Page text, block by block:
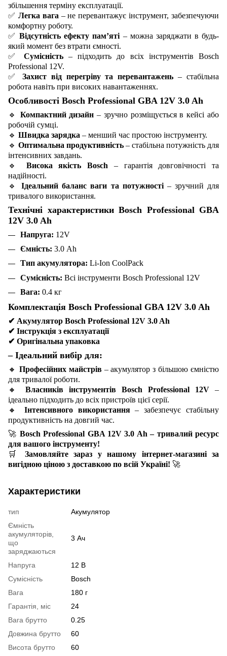
збільшення терміну експлуатації.
✅ Легка вага – не перевантажує інструмент, забезпечуючи
комфортну роботу.
✅ Відсутність ефекту пам’яті – можна заряджати в будь-
який момент без втрати ємності.
✅
Сумісність– підходить до всіх інструментів Bosch
Professional 12V.
✅
Захист від перегріву та перевантажень – стабільна
робота навіть при високих навантаженнях.
Особливості Bosch Professional GBA 12V 3.0 Ah
🔹 Компактний дизайн – зручно розміщується в кейсі або
робочій сумці.
🔹 Швидка зарядка – менший час простою інструменту.
🔹 Оптимальна продуктивність – стабільна потужність для
інтенсивних завдань.
🔹
Висока якість Bosch – гарантія довговічності та
надійності.
🔹
Ідеальний баланс ваги та потужності– зручний для
тривалого використання.
Технічні характеристики Bosch Professional GBA
12V 3.0 Ah
Напруга: 12V
Ємність: 3.0 Ah
Тип акумулятора: Li-Ion CoolPack
Сумісність: Всі інструменти Bosch Professional 12V
Вага: 0.4 кг
Комплектація Bosch Professional GBA 12V 3.0 Ah
✔ Акумулятор Bosch Professional 12V 3.0 Ah
✔ Інструкція з експлуатації
✔ Оригінальна упаковка
– Ідеальний вибір для:
🔸 Професійних майстрів– акумулятор з більшою ємністю
для тривалої роботи.
🔸
Власників інструментів Bosch Professional 12V –
ідеально підходить до всіх пристроїв цієї серії.
🔸
Інтенсивного використання– забезпечує стабільну
продуктивність на довгий час.
🚀 Bosch Professional GBA 12V 3.0 Ah – тривалий ресурс
для вашого інструменту!
🛒
Замовляйте зараз у нашому інтернет-магазині за
вигідною ціною з доставкою по всій Україні! 🚀
Характеристики
тип
Акумулятор
Ємність
акумуляторів,
що
заряджаються
3 Ач
Напруга
12 В
Сумісність
Bosch
Вага
180 г
Гарантія, міс
24
Вага брутто
0.25
Довжина брутто
60
Висота брутто
60